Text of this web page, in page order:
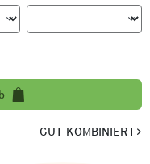
GUT KOMBINIERT